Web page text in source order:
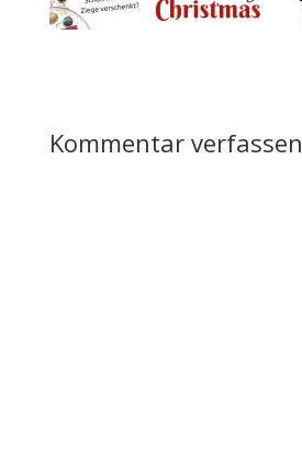
Kommentar verfassen